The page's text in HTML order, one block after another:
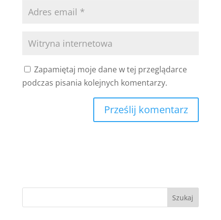
Zapamiętaj moje dane w tej przeglądarce
podczas pisania kolejnych komentarzy.